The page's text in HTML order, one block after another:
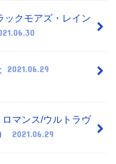
ックモアズ・レイン
2021.06.29
マンス/ウルトラヴ
2021.06.29